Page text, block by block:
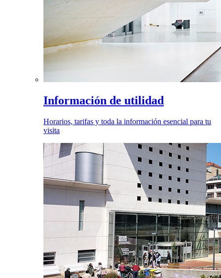
Información de utilidad
Horarios, tarifas y toda la información esencial para tu
visita